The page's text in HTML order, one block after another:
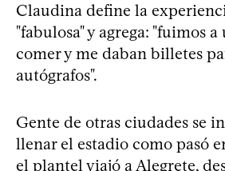
Claudina define la
"fabulosa" y agrega: "fuimos
comer y me daban billetes
autógrafos".
Gente de otras ciudades se
llenar el estadio como pasó
el plantel viajó a Alegrete,